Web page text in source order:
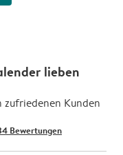
lieben
Kunden
Bewertungen